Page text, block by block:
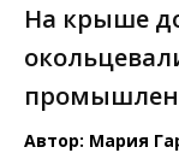
На крыше
Автор: Мария